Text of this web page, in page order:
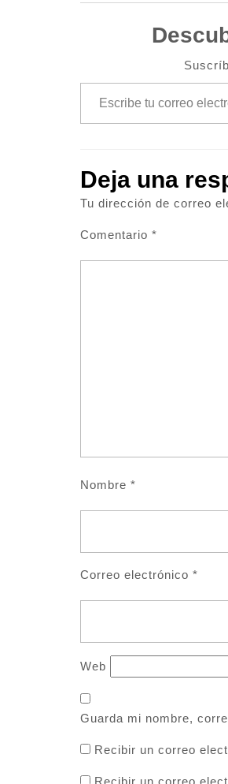
Escribe tu correo electrónico…
Deja una
Tu dirección de correo
Comentario *
Nombre *
Correo electrónico *
Web
Guarda mi nombre,
Recibir un correo
Recibir un correo